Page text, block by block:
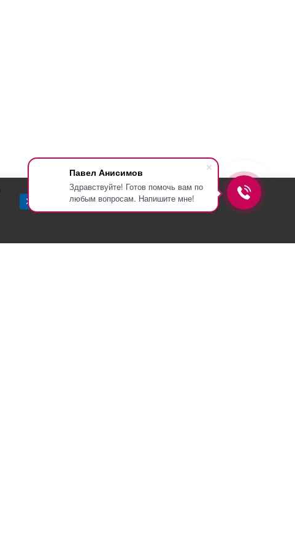
Павел Анисимов
Здравствуйте! Готов помочь вам по
любым вопросам. Напишите мне!
Хорошо